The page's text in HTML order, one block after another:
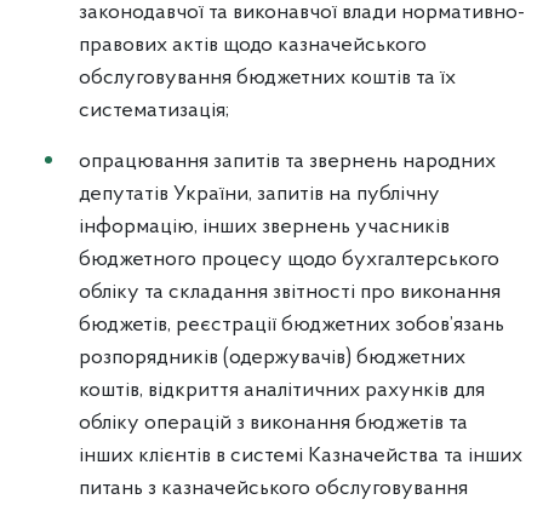
законодавчої та виконавчої влади нормативно-
правових актів щодо казначейського
обслуговування бюджетних коштів та їх
систематизація;
опрацювання запитів та звернень народних
депутатів України, запитів на публічну
інформацію, інших звернень учасників
бюджетного процесу щодо бухгалтерського
обліку та складання звітності про виконання
бюджетів, реєстрації бюджетних зобов’язань
розпорядників (одержувачів) бюджетних
коштів, відкриття аналітичних рахунків для
обліку операцій з виконання бюджетів та
інших клієнтів в системі Казначейства та інших
питань з казначейського обслуговування